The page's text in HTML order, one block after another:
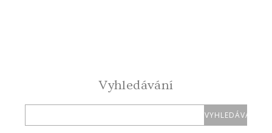
Vyhledávání